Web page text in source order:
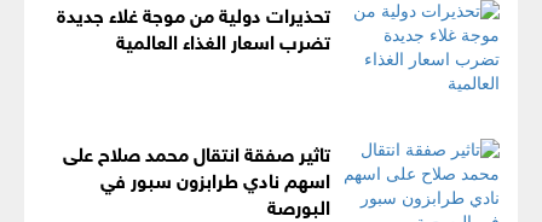
تحذيرات دولية من موجة غلاء جديدة
تضرب اسعار الغذاء العالمية
تاثير صفقة انتقال محمد صلاح على
اسهم نادي طرابزون سبور في
البورصة